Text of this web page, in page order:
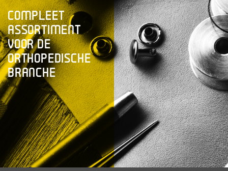
COMPLEET
ASSORTIMENT
VOOR DE
ORTHOPEDISCHE
BRANCHE